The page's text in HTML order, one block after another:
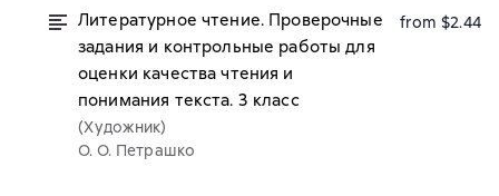
Литературное чтение. Проверочные
задания и контрольные работы для
оценки качества чтения и
понимания текста. 3 класс
(Художник)
О. О. Петрашко
from $2.44